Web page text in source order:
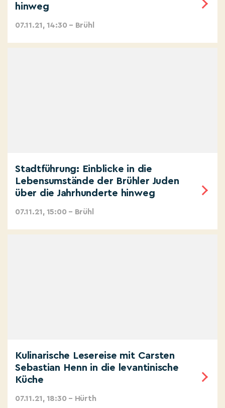
hinweg
07.11.21, 14:30 – Brühl
Stadtführung: Einblicke in die
Lebensumstände der Brühler Juden
über die Jahrhunderte hinweg
07.11.21, 15:00 – Brühl
Kulinarische Lesereise mit Carsten
Sebastian Henn in die levantinische
Küche
07.11.21, 18:30 – Hürth